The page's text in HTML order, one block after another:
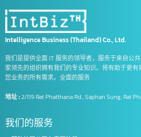
泰国的FDA价格便宜
泰国的FDA许可服务
物流词汇集锦
符号 符号的好处 食品生产